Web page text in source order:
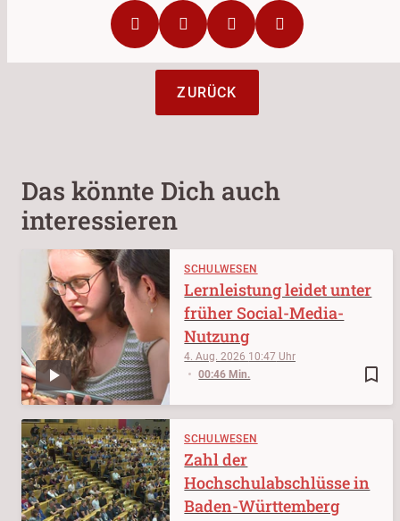
ZURÜCK
Das könnte Dich auch
interessieren
SCHULWESEN
bookmark_border
4. Aug. 2026 10:47
00:46 Min.
Lernleistung leidet unter
früher Social-Media-
Nutzung
SCHULWESEN
Zahl der
Hochschulabschlüsse in
Baden-Württemberg